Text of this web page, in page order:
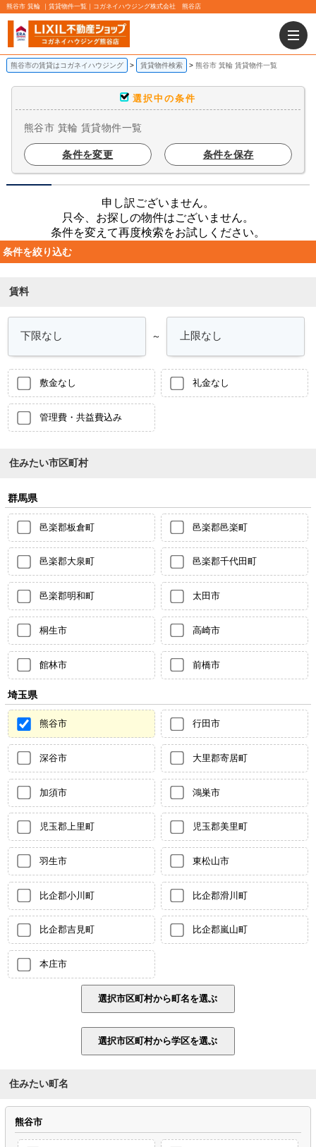
熊谷市 箕輪 ｜賃貸物件一覧｜コガネイハウジング株式会社 熊谷店
熊谷市の賃貸はコガネイハウジング 賃貸物件検索 熊谷市 箕輪 賃貸物件一覧
選択中の条件
熊谷市 箕輪 賃貸物件一覧
条件を変更 条件を保存
申し訳ございません。
只今、お探しの物件はございません。
条件を変えて再度検索をお試しください。
条件を絞り込む
賃料
～
敷金なし 礼金なし
管理費・共益費込み
住みたい市区町村
群馬県
邑楽郡板倉町 邑楽郡邑楽町
邑楽郡大泉町 邑楽郡千代田町
邑楽郡明和町 太田市
桐生市 高崎市
館林市 前橋市
埼玉県
熊谷市 行田市
深谷市 大里郡寄居町
加須市 鴻巣市
児玉郡上里町 児玉郡美里町
羽生市 東松山市
比企郡小川町 比企郡滑川町
比企郡吉見町 比企郡嵐山町
本庄市
住みたい町名
熊谷市